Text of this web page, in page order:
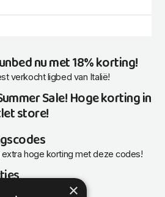
nu met 18% korting!
verkocht ligbed van Italië!
Sale! Hoge korting in
store!
extra hoge korting met deze codes!
populaire collecties
×